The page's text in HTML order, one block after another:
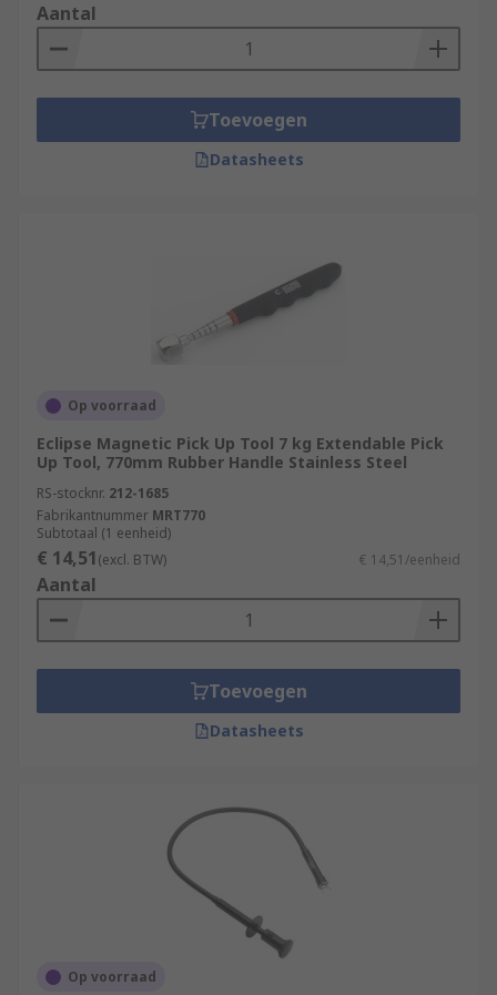
Aantal
Toevoegen
Datasheets
Op voorraad
Eclipse Magnetic Pick Up Tool 7 kg Extendable Pick
Up Tool, 770mm Rubber Handle Stainless Steel
RS-stocknr. 212-1685
Fabrikantnummer MRT770
Subtotaal (1 eenheid)
€ 14,51(excl. BTW) € 14,51/eenheid
Aantal
Toevoegen
Datasheets
Op voorraad